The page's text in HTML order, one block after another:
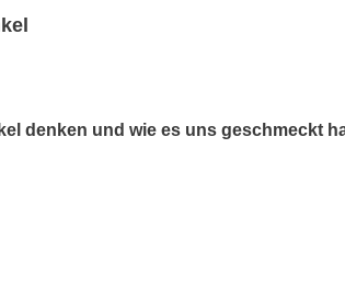
denken und wie es uns geschmeckt